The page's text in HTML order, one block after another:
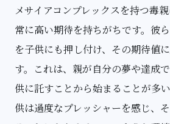
メサイアコンプレックスを持つ毒
常に高い期待を持ちがちです。彼
を子供にも押し付け、その期待値
す。これは、親が自分の夢や達成
供に託すことから始まることが多
供は過度なプレッシャーを感じ、